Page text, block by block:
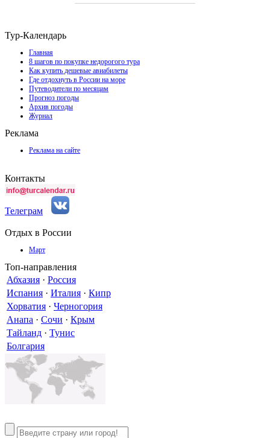
Тур-Календарь
Главная
8 шагов по покупке недорогого тура
Как купить дешевые авиабилеты
Где отдохнуть в России на море
Путеводители по месяцам
Прогноз погоды
Архив погоды
Журнал
Реклама
Реклама на сайте
Контакты
Телеграм
Отдых в России
Март
Топ-направления
Абхазия · Россия
Испания · Италия · Кипр
Хорватия · Черногория
Анапа · Сочи · Крым
Тайланд · Тунис
Болгария